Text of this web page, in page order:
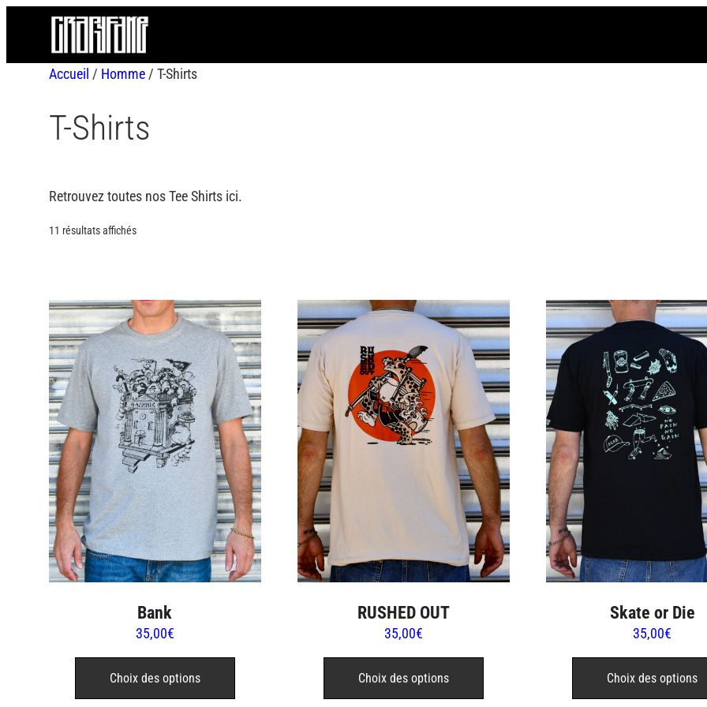
contenu
Accueil / Homme/ T-Shirts
T-Shirts
Retrouvez toutes nos Tee Shirts ici.
11 résultats affichés
Bank
35,00€
Choix des options
Ce
a
RUSHED OUT
35,00€
Choix des options
Ce
a
Skate or Die
35,00€
Choix des options